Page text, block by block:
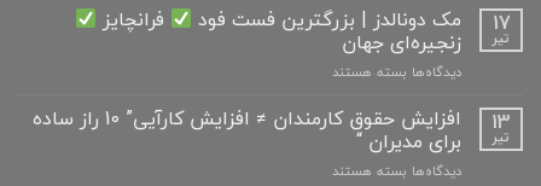
17
تیر
مک دونالدز | بزرگترین فست فود فرانچایز
زنجیره‌ای جهان
دیدگاه‌ها برای
دونالدز
|
بزرگترین
فست
بسته هستند
13
تیر
افزایش حقوق کارمندان ≠ افزایش کارآیی” 10 راز ساده
برای مدیران “
دیدگاه‌ها برای
بسته هستند